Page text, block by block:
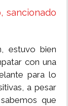
sancionado
estuvo bien
con una
para lo
a pesar
que